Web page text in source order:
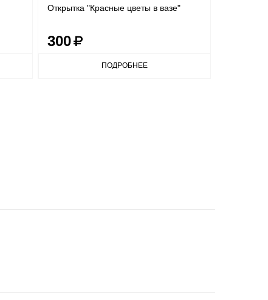
Открытка "Красные цветы в вазе"
300
ПОДРОБНЕЕ